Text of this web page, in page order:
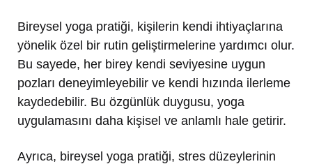
Bireysel yoga pratiği, kişilerin kendi ihtiyaçlarına
yönelik özel bir rutin geliştirmelerine yardımcı olur.
Bu sayede, her birey kendi seviyesine uygun
pozları deneyimleyebilir ve kendi hızında ilerleme
kaydedebilir. Bu özgünlük duygusu, yoga
uygulamasını daha kişisel ve anlamlı hale getirir.
Ayrıca, bireysel yoga pratiği, stres düzeylerinin